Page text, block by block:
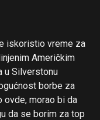
iskoristio vreme za
Američkim
u Silverstonu
borbe za
ovde, morao bi da
da se borim za top